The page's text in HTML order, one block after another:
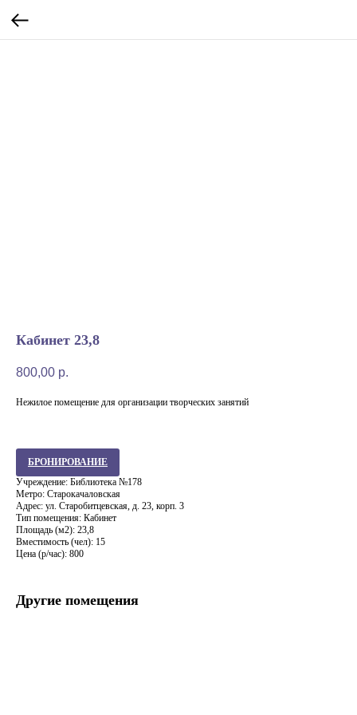
Кабинет 23,8
800,00 р.
Нежилое помещение для организации творческих занятий
БРОНИРОВАНИЕ
Учреждение: Библиотека №178
Метро: Старокачаловская
Адрес: ул. Старобитцевская, д. 23, корп. 3
Тип помещения: Кабинет
Площадь (м2): 23,8
Вместимость (чел): 15
Цена (р/час): 800
Другие помещения